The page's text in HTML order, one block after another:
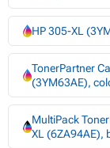
HP 305-XL
TonerPartner
(3YM63AE),
MultiPack
XL (6ZA94AE),